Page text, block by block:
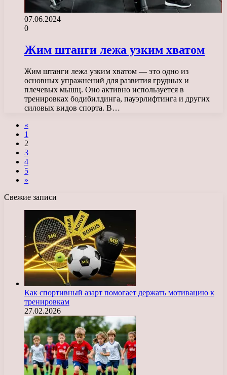
07.06.2024
0
Жим штанги лежа узким хватом
Жим штанги лежа узким хватом — это одно из
основных упражнений для развития грудных и
плечевых мышц. Оно активно используется в
тренировках бодибилдинга, пауэрлифтинга и других
силовых видов спорта. В…
«
1
2
3
4
5
»
Свежие записи
Как спортивный азарт помогает держать мотивацию к
тренировкам
27.02.2026